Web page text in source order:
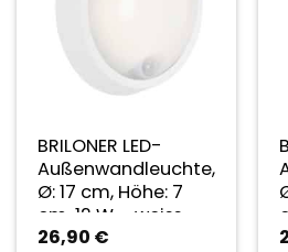
BRILONER LED-
Außenwandleuchte,
Ø: 17 cm, Höhe: 7
cm, 12 W – weiss
26,90 €